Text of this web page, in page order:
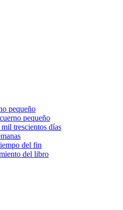
pequeño
pequeño
trescientos días
del fin
del libro